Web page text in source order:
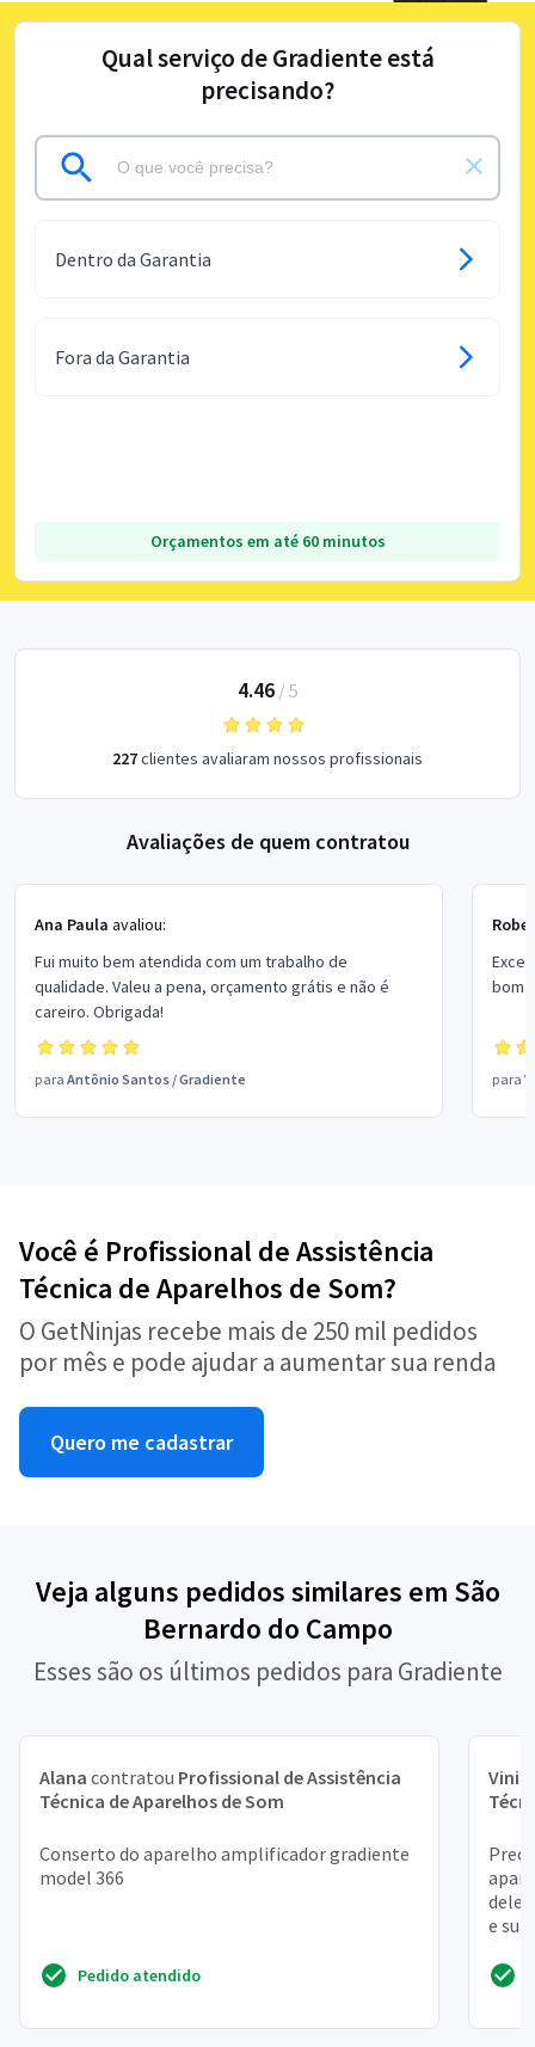
Qual serviço de Gradiente está
precisando?
Dentro da Garantia
Fora da Garantia
Orçamentos em até 60 minutos
4.46/ 5
227clientes avaliaram nossos profissionais
Avaliações de quem contratou
Ana Paula avaliou:
Fui muito bem atendida com um trabalho de
qualidade. Valeu a pena, orçamento grátis e não é
careiro. Obrigada!
para Antônio Santos /Gradiente
bom
para
Você é Profissional de Assistência
Técnica de Aparelhos de Som?
O GetNinjas recebe mais de 250 mil pedidos
por mês e pode ajudar a aumentar sua renda
Quero me cadastrar
Veja alguns pedidos similares em São
Bernardo do Campo
Esses são os últimos pedidos para Gradiente
Alana contratou Profissional de Assistência
Técnica de Aparelhos de Som
Conserto do aparelho amplificador gradiente
model 366
Pedido atendido
dele!
e
é